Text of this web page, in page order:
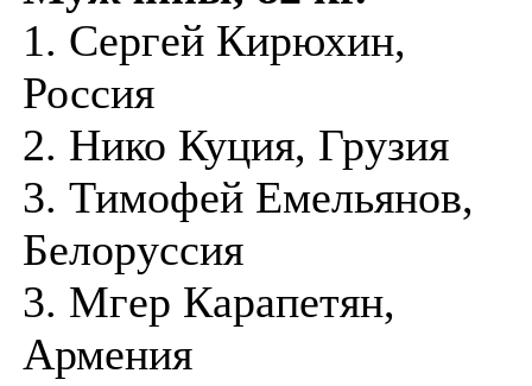
1. Сергей Кирюхин,
Россия
2. Нико Куция, Грузия
3. Тимофей Емельянов,
Белоруссия
3. Мгер Карапетян,
Армения